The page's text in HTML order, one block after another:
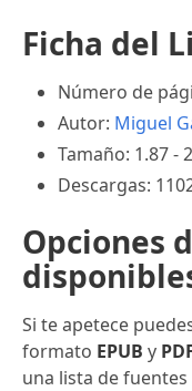
Ficha del
Número de
Autor: Miguel
Tamaño: 1.87 -
Descargas:
Opciones
Si te apetece
formato EPUB y
una lista de